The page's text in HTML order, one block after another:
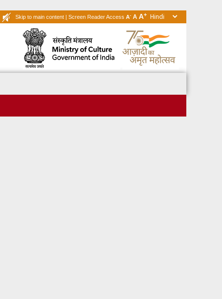
Skip to main content | Screen Reader Access A- A A+